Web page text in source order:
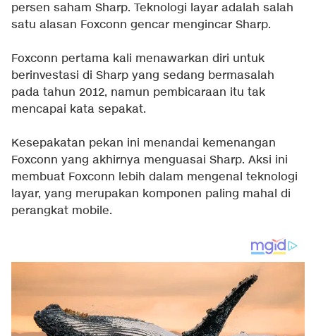
persen saham Sharp. Teknologi layar adalah salah
satu alasan Foxconn gencar mengincar Sharp.
Foxconn pertama kali menawarkan diri untuk
berinvestasi di Sharp yang sedang bermasalah
pada tahun 2012, namun pembicaraan itu tak
mencapai kata sepakat.
Kesepakatan pekan ini menandai kemenangan
Foxconn yang akhirnya menguasai Sharp. Aksi ini
membuat Foxconn lebih dalam mengenal teknologi
layar, yang merupakan komponen paling mahal di
perangkat mobile.